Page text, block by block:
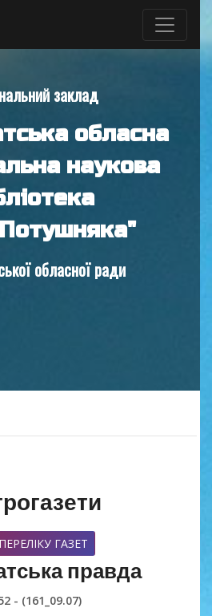
заклад
обласна
наукова
обласної ради
ГАЗЕТ
правда
- (161_09.07)